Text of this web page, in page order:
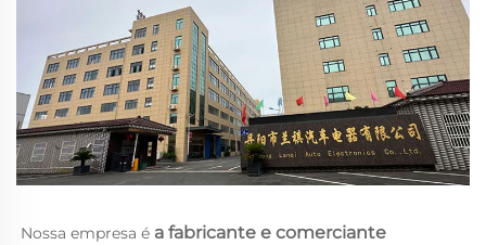
Nossa empresa é a fabricante e comerciante